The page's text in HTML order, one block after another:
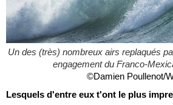
Un des (très) nombreux airs replaqués
engagement du Franco-
©Damien Poullenot/
Lesquels d'entre eux t'ont le plus